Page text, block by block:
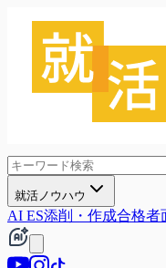
就活ノウハウ
AI ES添削・作成合格者